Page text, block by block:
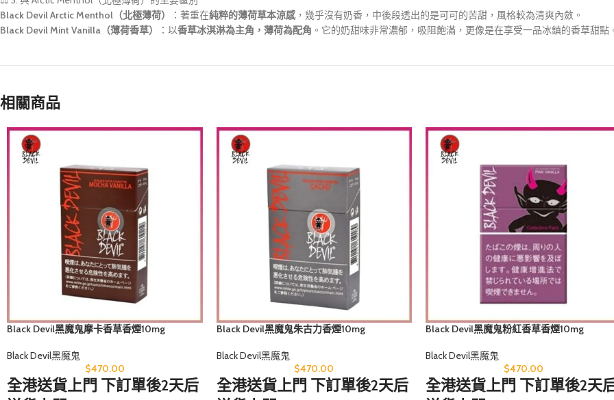
Black Devil Arctic Menthol（北極薄荷）
：著重在純粹的薄荷草本涼感 ，幾乎沒有奶香，中後段透出的是可可的苦甜，風格較為清爽內斂。
Black Devil Mint Vanilla（薄荷香草）
：以香草冰淇淋為主角，薄荷為配角 。它的奶甜味非常濃郁，吸阻飽滿，更像是在享受一品冰鎮的香草甜點
相關商品
Black Devil黑魔鬼摩卡香草香煙10mg
Black Devil黑魔鬼
$470.00
全港送貨上門 下訂單後2天后
Black Devil黑魔鬼朱古力香煙10mg
Black Devil黑魔鬼
$470.00
全港送貨上門 下訂單後2天后
Black Devil黑魔鬼粉紅香草香煙10mg
Black Devil黑魔鬼
$470.00
全港送貨上門 下訂單後2天